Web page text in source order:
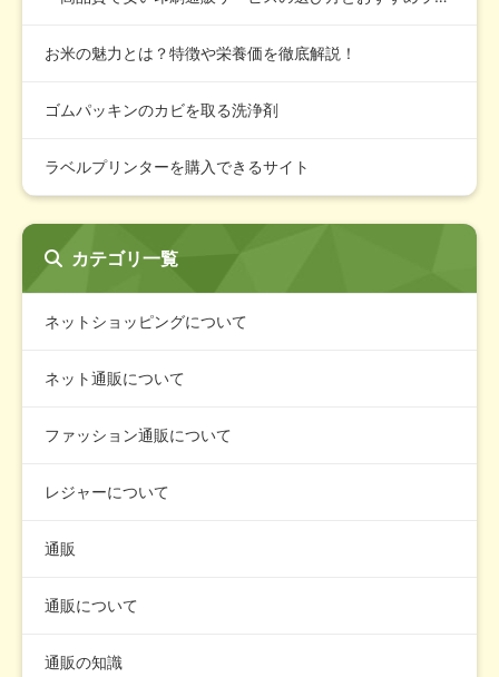
お米の魅力とは？特徴や栄養価を徹底解説！
ゴムパッキンのカビを取る洗浄剤
ラベルプリンターを購入できるサイト
カテゴリ一覧
ネットショッピングについて
ネット通販について
ファッション通販について
レジャーについて
通販
通販について
通販の知識